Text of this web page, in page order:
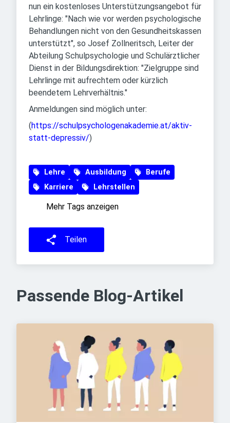
nun ein kostenloses Unterstützungsangebot für
Lehrlinge: "Nach wie vor werden psychologische
Behandlungen nicht von den Gesundheitskassen
unterstützt", so Josef Zollneritsch, Leiter der
Abteilung Schulpsychologie und Schulärztlicher
Dienst in der Bildungsdirektion: "Zielgruppe sind
Lehrlinge mit aufrechtem oder kürzlich
beendetem Lehrverhältnis."
Anmeldungen sind möglich unter:
(https://schulpsychologenakademie.at/aktiv-
statt-depressiv/)
Lehre Ausbildung
Berufe
Karriere
Lehrstellen
Mehr Tags anzeigen
Teilen
Passende Blog-Artikel